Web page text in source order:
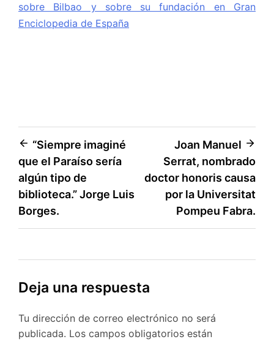
sobre Bilbao y sobre su fundación en Gran
Enciclopedia de España
Navegación
de
entradas
“Siempre imaginé
que el Paraíso sería
algún tipo de
biblioteca.” Jorge Luis
Borges.
Joan Manuel
Serrat, nombrado
doctor honoris causa
por la Universitat
Pompeu Fabra.
Deja una respuesta
Tu dirección de correo electrónico no será
publicada. Los campos obligatorios están